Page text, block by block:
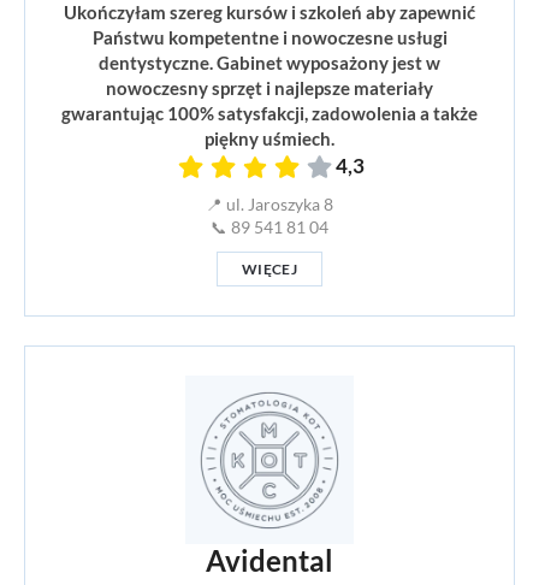
Ukończyłam szereg kursów i szkoleń aby zapewnić
Państwu kompetentne i nowoczesne usługi
dentystyczne. Gabinet wyposażony jest w
nowoczesny sprzęt i najlepsze materiały
gwarantując 100% satysfakcji, zadowolenia a także
piękny uśmiech.
4,3
📍 ul. Jaroszyka 8
📞 89 541 81 04
WIĘCEJ
Avidental